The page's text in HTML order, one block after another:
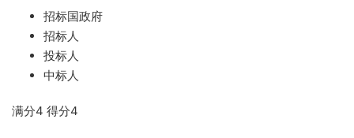
招标国政府
招标人
投标人
中标人
满分4 得分4